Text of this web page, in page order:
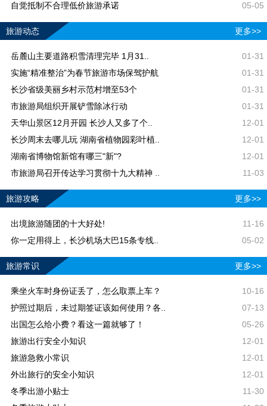
自觉抵制不合理低价旅游承诺
05-05
旅游动态 更多>>
岳麓山主要道路积雪清理完毕 1月31..
01-31
实施“精准整治”为春节旅游市场保驾护航
01-31
长沙省级美丽乡村示范村增至53个
01-31
市旅游局组织开展铲雪除冰行动
01-31
天华山景区12月开园 长沙人又多了个..
12-01
长沙周末去哪儿玩 湖南省植物园彩叶植..
12-01
湖南省博物馆新馆有哪三"新"?
12-01
市旅游局召开传达学习贯彻十九大精神 ..
11-03
旅游攻略 更多>>
出境旅游随团的十大好处!
11-16
你一定用得上，长沙机场大巴15条专线..
05-02
旅游常识 更多>>
乘坐火车时身份证丢了，怎么取票上车？
10-16
护照过期后，未过期签证该如何使用？各..
07-13
出国怎么给小费？看这一篇就够了！
05-26
旅游出行安全小知识
12-01
旅游急救小常识
12-01
外出旅行的安全小知识
12-01
冬季出游小贴士
11-30